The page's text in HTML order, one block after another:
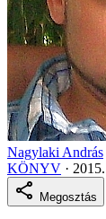
Nagylaki András
KÖNYV ·
Megosztás